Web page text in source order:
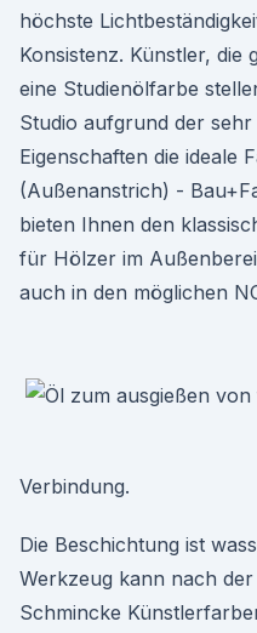
höchste
Konsistenz. Künstler,
eine Studienölfarbe
Studio aufgrund der
Eigenschaften die ideale
(Außenanstrich) -
bieten Ihnen den
für Hölzer im
auch in den möglichen
Verbindung.
Die Beschichtung ist
Werkzeug kann nach
Schmincke